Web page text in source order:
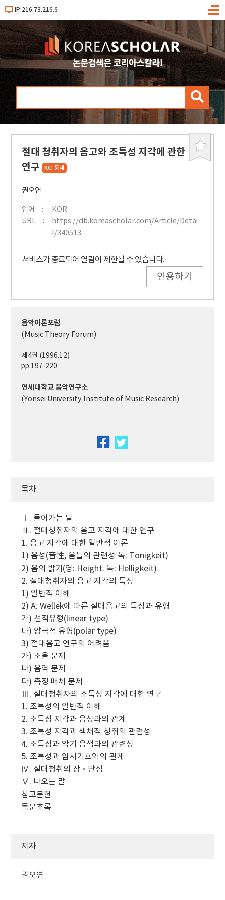
IP:216.73.216.6
메
검
북
절대 청취자의 음고와 조특성 지각에 관한
연구 KCI 등재
권오연
언어
KOR
URL
https://db.koreascholar.com/Article/Detai
l/340513
서비스가 종료되어 열람이 제한될 수 있습니다.
인용하기
음악이론포럼
(Music Theory Forum)
제4권 (1996.12)
pp.197-220
연세대학교 음악연구소
(Yonsei University Institute of Music Research)
facebook
목차
Ⅰ. 들어가는 말
Ⅱ. 절대청취자의 음고 지각에 대한 연구
1. 음고 지각에 대한 일반적 이론
1) 음성(音性, 음들의 관련성 독: Tonigkeit)
2) 음의 밝기(영: Height. 독: Helligkeit)
2. 절대청취자의 음고 지각의 특징
1) 일반적 이해
2) A. Wellek에 따른 절대음고의 특성과 유형
가) 선적유형(linear type)
나) 양극적 유형(polar type)
3) 절대음고 연구의 어려움
가) 조율 문제
나) 음역 문제
다) 측정 매체 문제
Ⅲ. 절대청취자의 조특성 지각에 대한 연구
1. 조특성의 일반적 이해
2. 조특성 지각과 음성과의 관계
3. 조특성 지각과 색채적 청취의 관련성
4. 조특성과 악기 음색과의 관련성
5. 조특성과 임시기호와의 괸계
Ⅳ. 절대청취의 장·단점
Ⅴ. 나오는 말
참고문헌
독문초록
저자
권오연